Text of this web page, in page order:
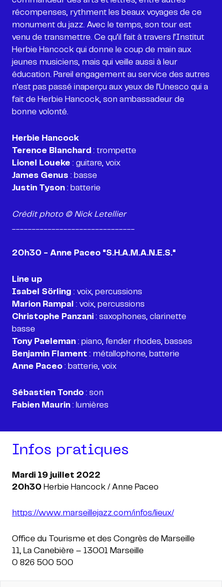
récompenses, rythment les beaux voyages de ce
monument du jazz. Avec le temps, son tour est
venu de transmettre. Ce qu’il fait à travers l’Institut
Herbie Hancock qui donne le coup de main aux
jeunes musiciens, mais qui veille aussi à leur
éducation. Pareil engagement au service des autres
n’est pas passé inaperçu aux yeux de l’Unesco qui a
fait de Herbie Hancock, son ambassadeur de
bonne volonté.
Herbie Hancock
Terence Blanchard
Lionel Loueke
James Genus
Justin Tyson : batterie
Crédit photo © Nick Letellier
20h30 - Anne Paceo "S.H.A.M.A.N.E.S."
Line up
Isabel Sörling
Marion Rampal
Christophe Panzani : saxophones, clarinette
Tony Paeleman
Benjamin Flament
Anne Paceo : batterie, voix
Sébastien Tondo
Fabien Maurin : lumières
Infos pratiques
Mardi 19 juillet 2022
20h30
https://www.marseillejazz.com/infos/lieux/
Office du Tourisme et des Congrès de Marseille
11, La Canebière – 13001 Marseille